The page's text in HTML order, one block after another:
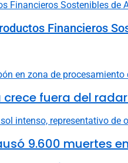
Financieros
fuera del
9.600 muertes